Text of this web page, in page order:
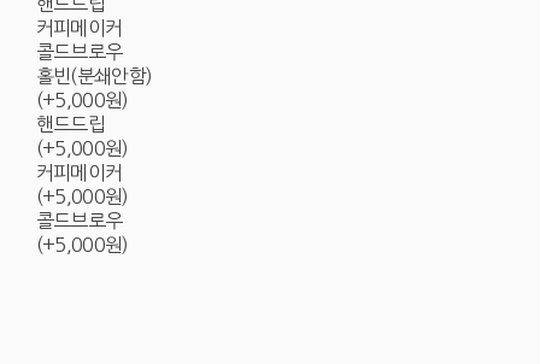
커피메이커
콜드브로우
홀빈(분쇄안함)
(+5,000원)
핸드드립
(+5,000원)
커피메이커
(+5,000원)
콜드브로우
(+5,000원)